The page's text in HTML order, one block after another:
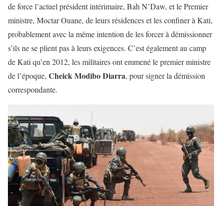
de force l’actuel président intérimaire, Bah N’Daw, et le Premier
ministre, Moctar Ouane, de leurs résidences et les confiner à Kati,
probablement avec la même intention de les forcer à démissionner
s’ils ne se plient pas à leurs exigences. C’est également au camp
de Kati qu’en 2012, les militaires ont emmené le premier ministre
de l’époque, Cheick Modibo Diarra, pour signer la démission
correspondante.